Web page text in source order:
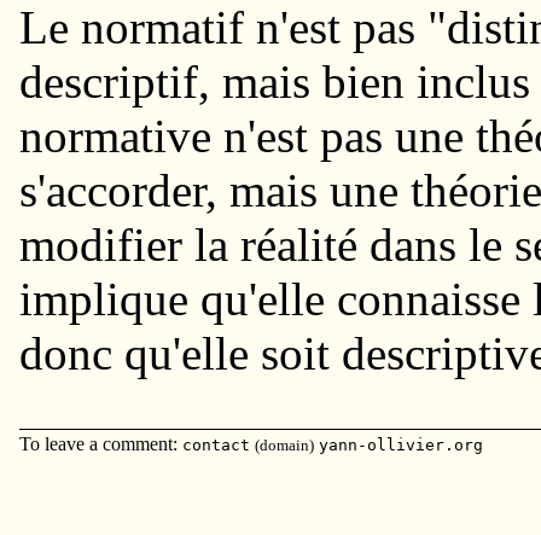
Le normatif n'est pas
descriptif, mais bien
normative n'est pas une
s'accorder, mais une
modifier la réalité dans le
implique qu'elle connaisse
donc qu'elle soit
To leave a comment: contact (domain) yann-ollivier.org